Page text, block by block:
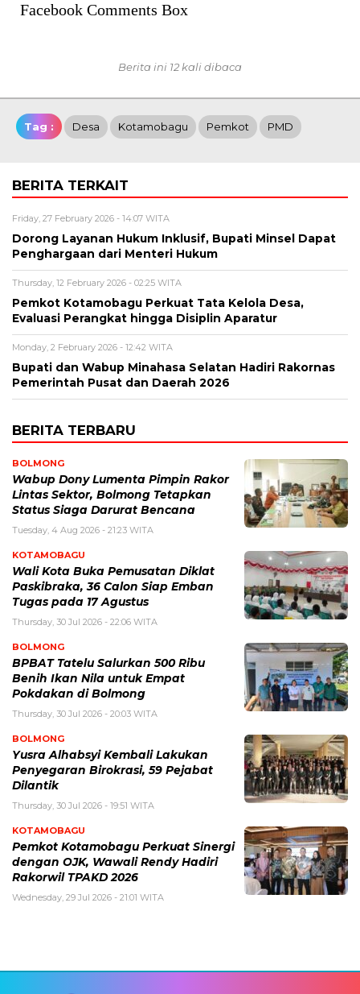
Facebook Comments Box
Berita ini 12 kali dibaca
Tag : Desa Kotamobagu Pemkot PMD
BERITA TERKAIT
Friday, 27 February 2026 - 14:07 WITA
Dorong Layanan Hukum Inklusif, Bupati Minsel Dapat
Penghargaan dari Menteri Hukum
Thursday, 12 February 2026 - 02:25 WITA
Pemkot Kotamobagu Perkuat Tata Kelola Desa,
Evaluasi Perangkat hingga Disiplin Aparatur
Monday, 2 February 2026 - 12:42 WITA
Bupati dan Wabup Minahasa Selatan Hadiri Rakornas
Pemerintah Pusat dan Daerah 2026
BERITA TERBARU
BOLMONG
Wabup Dony Lumenta Pimpin Rakor
Lintas Sektor, Bolmong Tetapkan
Status Siaga Darurat Bencana
Tuesday, 4 Aug 2026 - 21:23 WITA
KOTAMOBAGU
Wali Kota Buka Pemusatan Diklat
Paskibraka, 36 Calon Siap Emban
Tugas pada 17 Agustus
Thursday, 30 Jul 2026 - 22:06 WITA
BOLMONG
BPBAT Tatelu Salurkan 500 Ribu
Benih Ikan Nila untuk Empat
Pokdakan di Bolmong
Thursday, 30 Jul 2026 - 20:03 WITA
BOLMONG
Yusra Alhabsyi Kembali Lakukan
Penyegaran Birokrasi, 59 Pejabat
Dilantik
Thursday, 30 Jul 2026 - 19:51 WITA
KOTAMOBAGU
Pemkot Kotamobagu Perkuat Sinergi
dengan OJK, Wawali Rendy Hadiri
Rakorwil TPAKD 2026
Wednesday, 29 Jul 2026 - 21:01 WITA